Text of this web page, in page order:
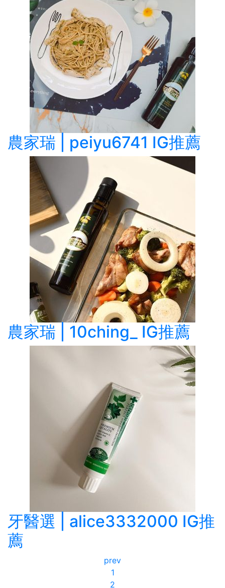
農家瑞 | peiyu6741 IG推薦
農家瑞 | 10ching_ IG推薦
牙醫選 | alice3332000 IG推
薦
prev
1
2